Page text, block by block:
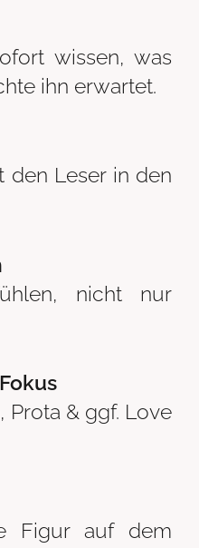
wissen, was
ihn erwartet.
den Leser in den
nicht nur
Prota & ggf. Love
Figur auf dem